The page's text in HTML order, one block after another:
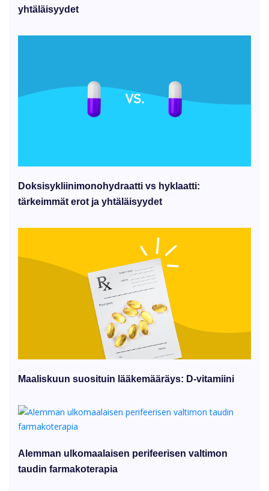
yhtäläisyydet
Doksisykliinimonohydraatti vs hyklaatti:
tärkeimmät erot ja yhtäläisyydet
Maaliskuun suosituin lääkemääräys: D-vitamiini
Alemman ulkomaalaisen perifeerisen valtimon
taudin farmakoterapia